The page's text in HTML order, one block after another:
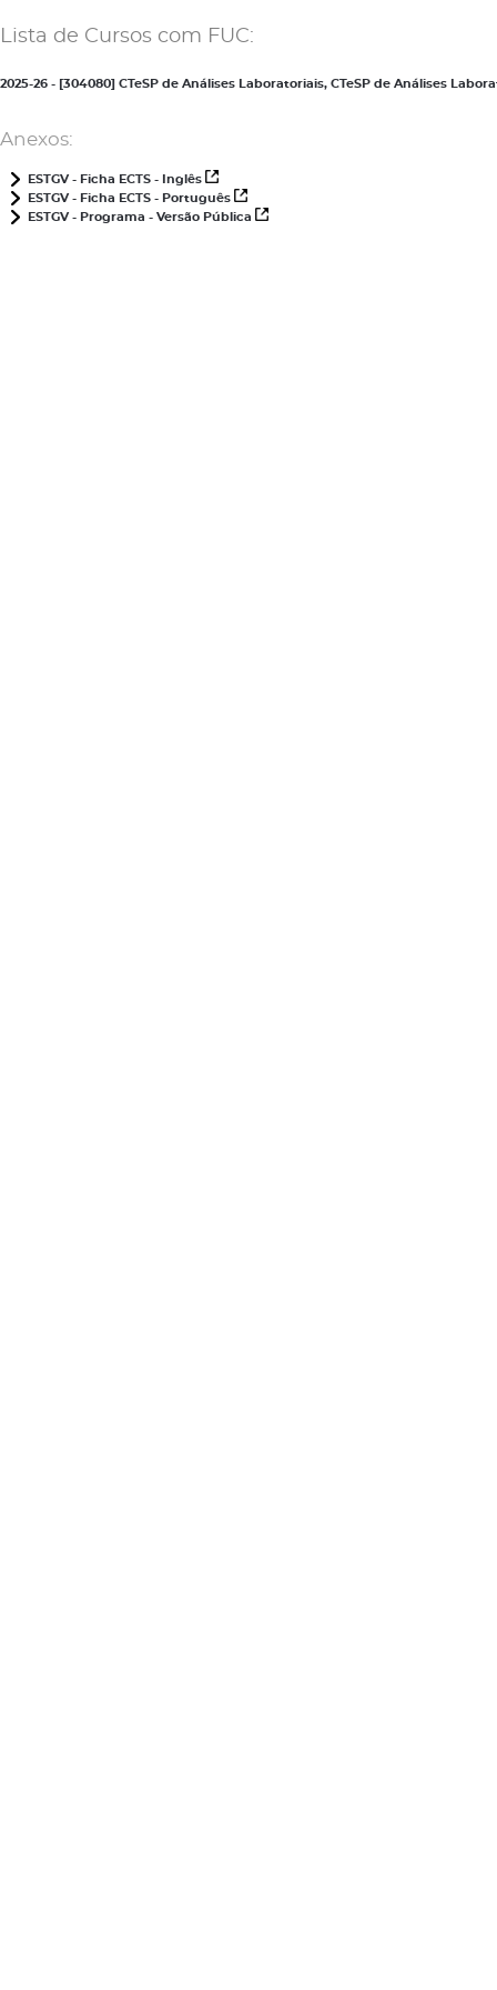
Lista de Cursos com FUC:
2025-26 - [304080] CTeSP de Análises Laboratoriais, CTeSP de Análises
Anexos:
ESTGV - Ficha ECTS - Inglês
ESTGV - Ficha ECTS - Português
ESTGV - Programa - Versão Pública